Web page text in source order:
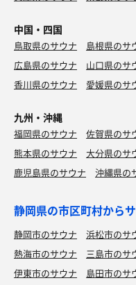
中国・四国
鳥取県のサウナ 島根県のサ
広島県のサウナ
山口県のサ
香川県のサウナ
愛媛県のサ
九州・沖縄
福岡県のサウナ 佐賀県のサ
熊本県のサウナ
大分県のサ
鹿児島県のサウナ
沖縄県の
静岡県の市区町村から
静岡市のサウナ 浜松市のサ
熱海市のサウナ
三島市のサ
伊東市のサウナ
島田市のサ